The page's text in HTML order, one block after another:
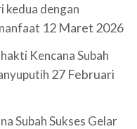
kedua dengan
12 Maret 2026
Kencana Subah
27 Februari
Subah Sukses Gelar